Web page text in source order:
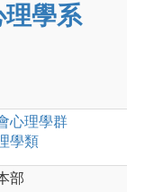
理學系
心理學群
學類
部